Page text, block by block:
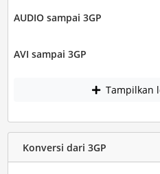
AUDIO sampai 3GP
AVI sampai 3GP
Tampilkan
Konversi dari 3GP